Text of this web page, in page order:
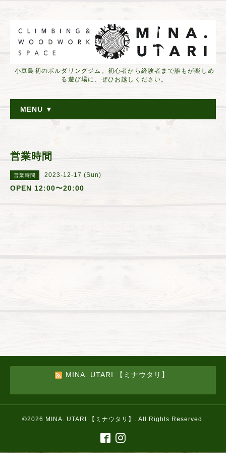
小豆島初のボルダリングジム。初心者から経験者まで誰もが楽しめ
る遊び場に、ぜひお越しください。
MENU ▼
営業時間
営業時間 2023-12-17 (Sun)
OPEN 12:00〜20:00
MINA. UTARI 【ミナウタリ】
©2026 MINA. UTARI 【ミナウタリ】 . All Rights Reserved.